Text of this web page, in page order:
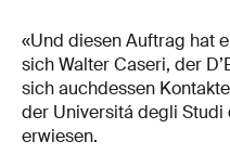
«Und diesen Auftrag hat
sich Walter Caseri, der
sich auchdessen
der Universitá degli
erwiesen.